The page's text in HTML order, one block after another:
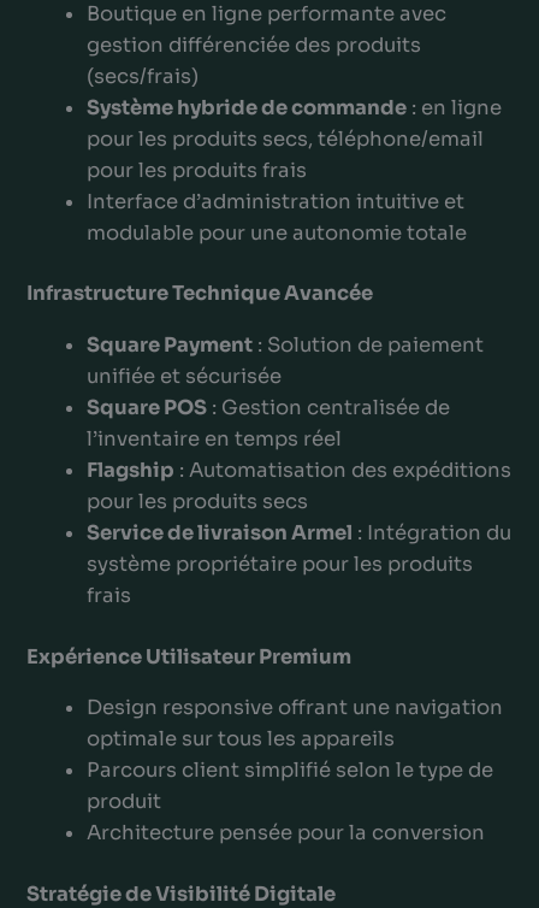
Boutique en ligne performante avec
gestion différenciée des produits
(secs/frais)
Système hybride de commande: en ligne
pour les produits secs, téléphone/email
pour les produits frais
Interface d’administration intuitive et
modulable pour une autonomie totale
Infrastructure Technique Avancée
Square Payment: Solution de paiement
unifiée et sécurisée
Square POS: Gestion centralisée de
l’inventaire en temps réel
Flagship : Automatisation des expéditions
pour les produits secs
Service de livraison Armel : Intégration du
système propriétaire pour les produits
frais
Expérience Utilisateur Premium
Design responsive offrant une navigation
optimale sur tous les appareils
Parcours client simplifié selon le type de
produit
Architecture pensée pour la conversion
Stratégie de Visibilité Digitale